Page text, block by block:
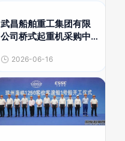
武昌船舶重工集团有限
公司桥式起重机采购中
2026-06-16